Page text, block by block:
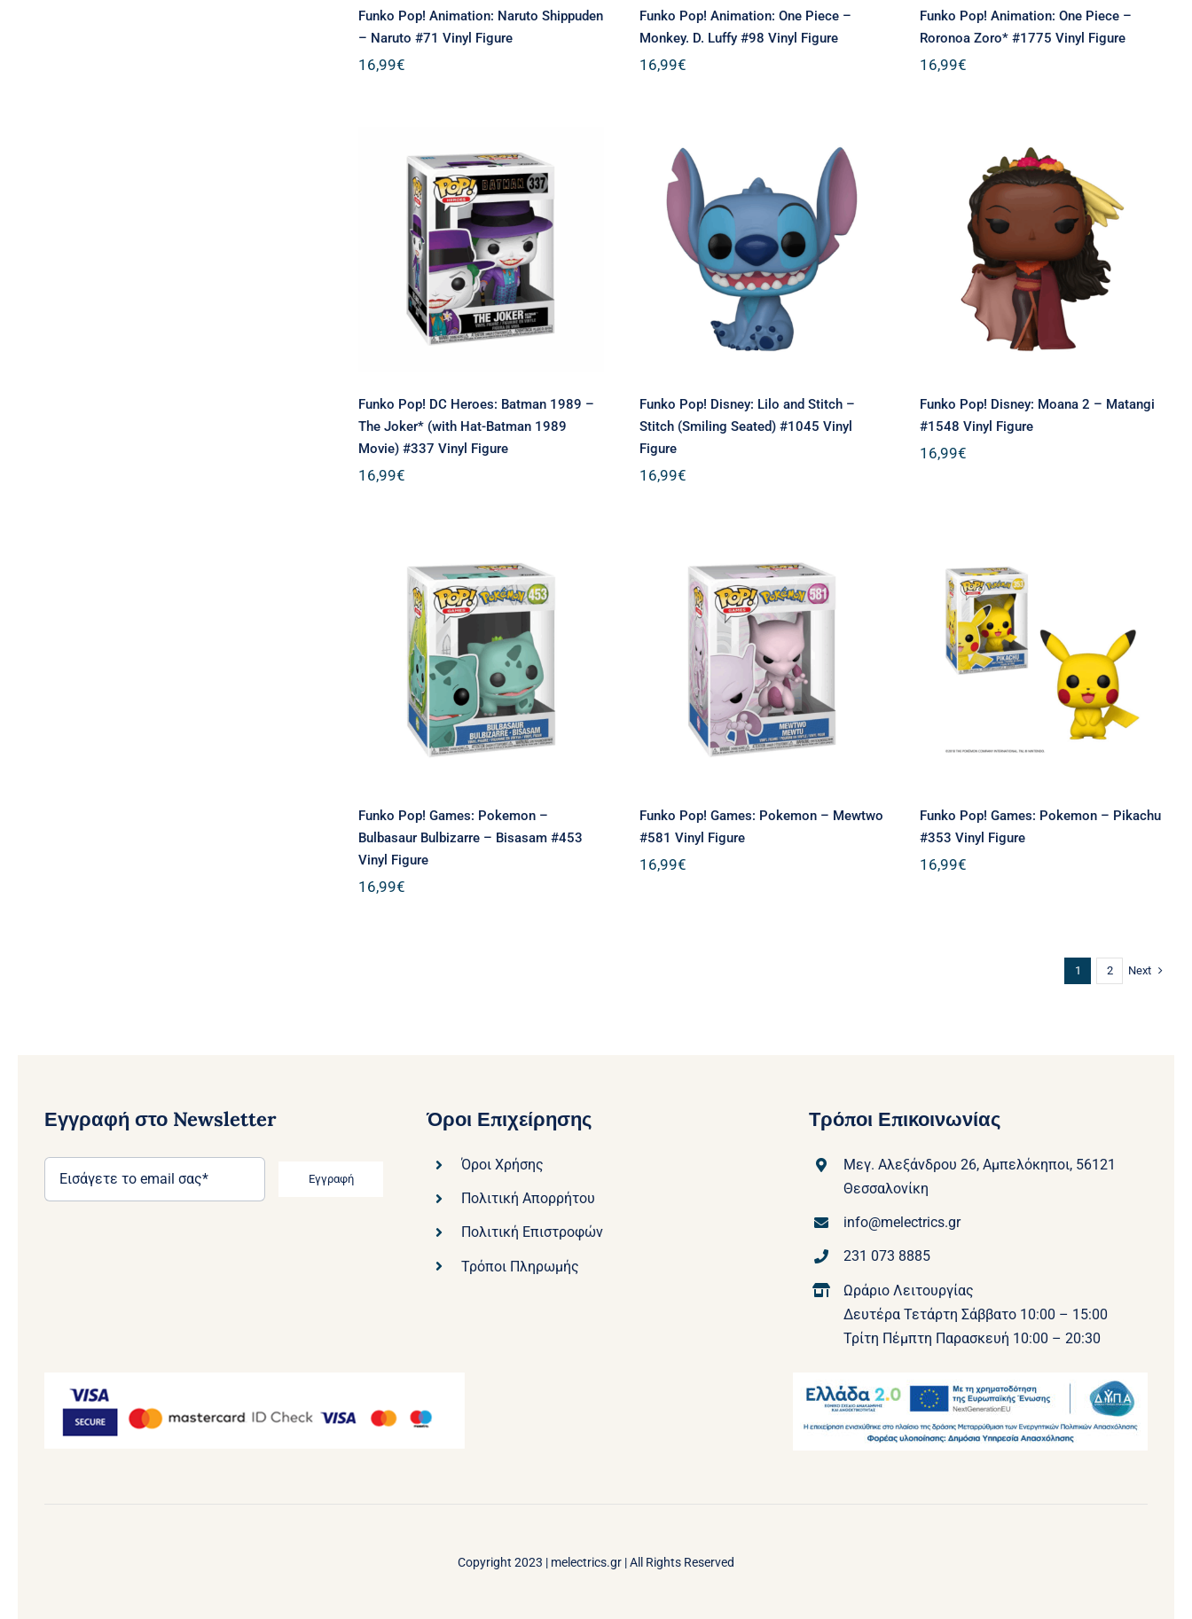
Funko Pop! Animation: Naruto Shippuden
– Naruto #71 Vinyl Figure
16,99€
Funko Pop! Animation: One Piece –
Monkey. D. Luffy #98 Vinyl Figure
16,99€
Funko Pop! Animation: One Piece –
Roronoa Zoro* #1775 Vinyl Figure
16,99€
Funko Pop! DC Heroes:
Batman 1989 – The Joker*
(with Hat-Batman 1989
Movie) #337 Vinyl Figure
Funko Pop! DC Heroes: Batman 1989 –
The Joker* (with Hat-Batman 1989
Movie) #337 Vinyl Figure
16,99€
Funko Pop! Disney: Lilo
and Stitch – Stitch
(Smiling Seated) #1045
Vinyl Figure
Funko Pop! Disney: Lilo and Stitch –
Stitch (Smiling Seated) #1045 Vinyl
Figure
16,99€
Funko Pop! Disney: Moana
2 – Matangi #1548 Vinyl
Figure
Funko Pop! Disney: Moana 2 – Matangi
#1548 Vinyl Figure
16,99€
Funko Pop! Games:
Pokemon – Bulbasaur
Bulbizarre – Bisasam
#453 Vinyl Figure
Funko Pop! Games: Pokemon –
Bulbasaur Bulbizarre – Bisasam #453
Vinyl Figure
16,99€
Funko Pop! Games:
Pokemon – Mewtwo #581
Vinyl Figure
Funko Pop! Games: Pokemon – Mewtwo
#581 Vinyl Figure
16,99€
Funko Pop! Games:
Pokemon – Pikachu #353
Vinyl Figure
Funko Pop! Games: Pokemon – Pikachu
#353 Vinyl Figure
16,99€
1 2 Next
Εγγραφή στο Newsletter
Εγγραφή
Όροι Επιχείρησης
Όροι Χρήσης
Πολιτική Απορρήτου
Πολιτική Επιστροφών
Τρόποι Πληρωμής
Τρόποι Επικοινωνίας
Μεγ. Αλεξάνδρου 26, Αμπελόκηποι, 56121
Θεσσαλονίκη
info@melectrics.gr
231 073 8885
Ωράριο Λειτουργίας
Δευτέρα Τετάρτη Σάββατο 10:00 – 15:00
Τρίτη Πέμπτη Παρασκευή 10:00 – 20:30
Copyright 2023 | melectrics.gr | All Rights Reserved